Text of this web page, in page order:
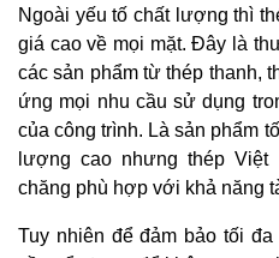
Ngoài yếu tố chất lượng thì
giá cao về mọi mặt. Đây là
các sản phẩm từ thép thanh,
ứng mọi nhu cầu sử dụng
của công trình. Là sản phẩm
lượng cao nhưng thép
chăng phù hợp với khả năng
Tuy nhiên để đảm bảo tối